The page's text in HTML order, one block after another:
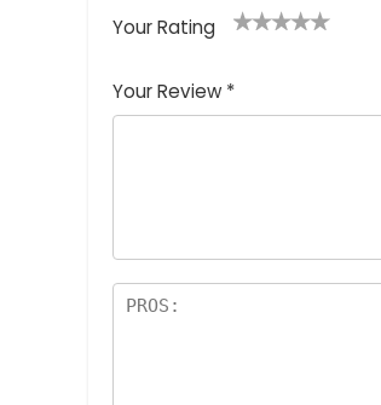
Your Rating
つ
星
価
星
(最
(最高
評価:
(最高評
価: 5つ
高評価: 5
つ星)
Your Review *